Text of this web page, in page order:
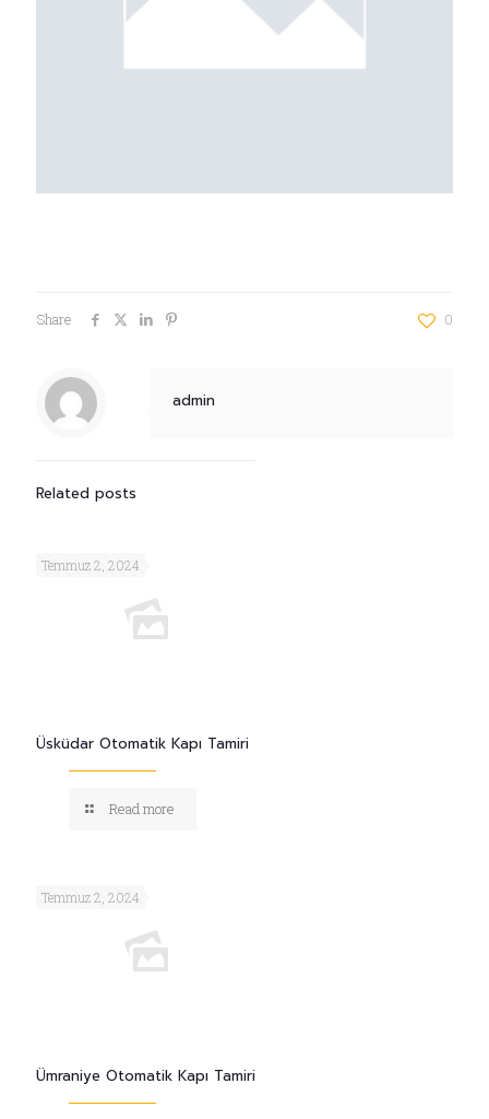
Share 0
admin
Related posts
Temmuz 2, 2024
Üsküdar Otomatik Kapı Tamiri
Read more
Temmuz 2, 2024
Ümraniye Otomatik Kapı Tamiri